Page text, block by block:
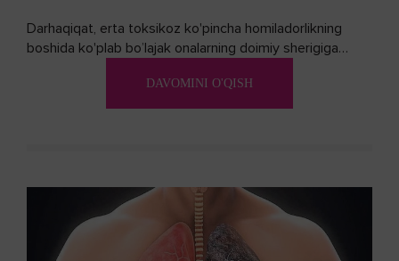
Darhaqiqat, erta toksikoz ko'pincha homiladorlikning
boshida ko'plab bo’lajak onalarning doimiy sherigiga
biron bir usuli bormi?DAVOMINI O'QISH